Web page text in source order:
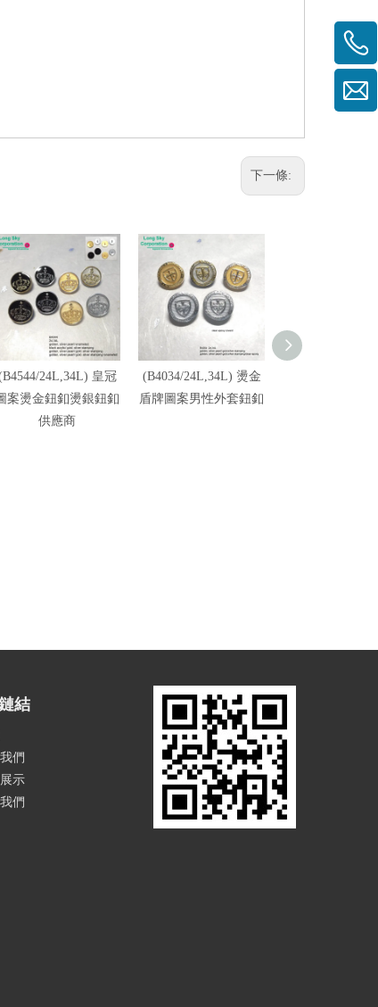
下一條:
24L,34L) 皇冠
案燙金鈕釦燙銀鈕釦
供應商
(B4034/24L,34L) 燙金
盾牌圖案男性外套鈕釦
結
們
示
們